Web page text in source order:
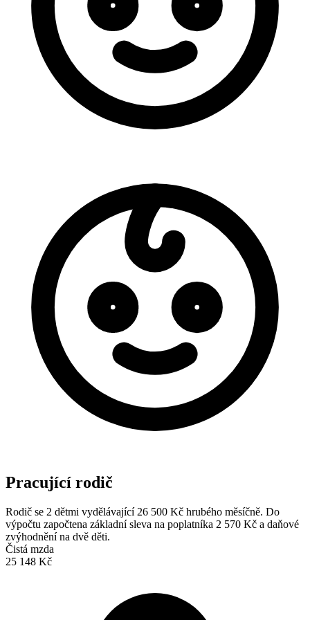
Pracující rodič
Rodič se 2 dětmi vydělávající 26 500 Kč hrubého měsíčně. Do
výpočtu započtena základní sleva na poplatníka 2 570 Kč a daňové
zvýhodnění na dvě děti.
Čistá mzda
25 148 Kč